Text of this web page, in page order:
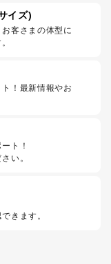
イズ)
客さまの体型に
！最新情報やお
ト！
い。
きます。